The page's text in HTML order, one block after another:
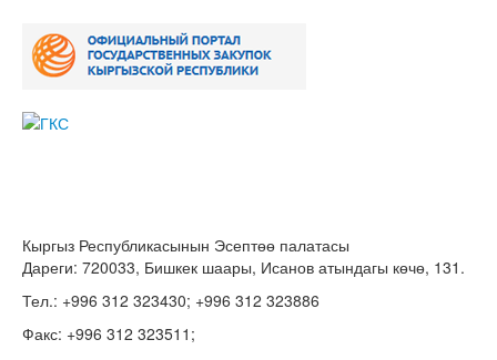
Кыргыз Республикасынын Эсептөө палатасы
Дареги: 720033, Бишкек шаары, Исанов атындагы көчө, 131.
Тел.: +996 312 323430; +996 312 323886
Факс: +996 312 323511;